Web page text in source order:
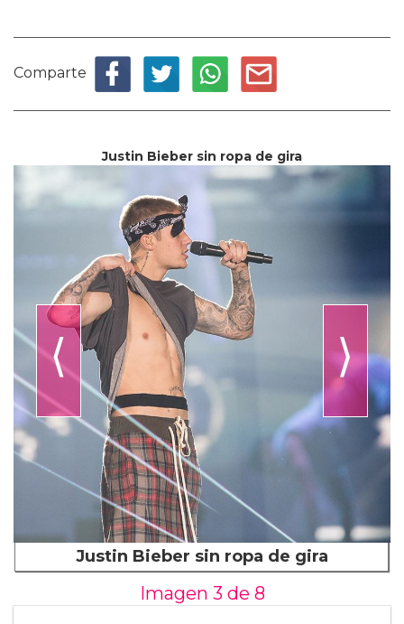
Comparte
Justin Bieber sin ropa de gira
⟨ ⟩
Justin Bieber sin ropa de gira
Imagen 3 de 8